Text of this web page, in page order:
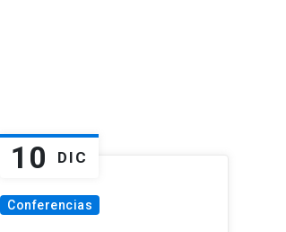
10 DIC
Conferencias